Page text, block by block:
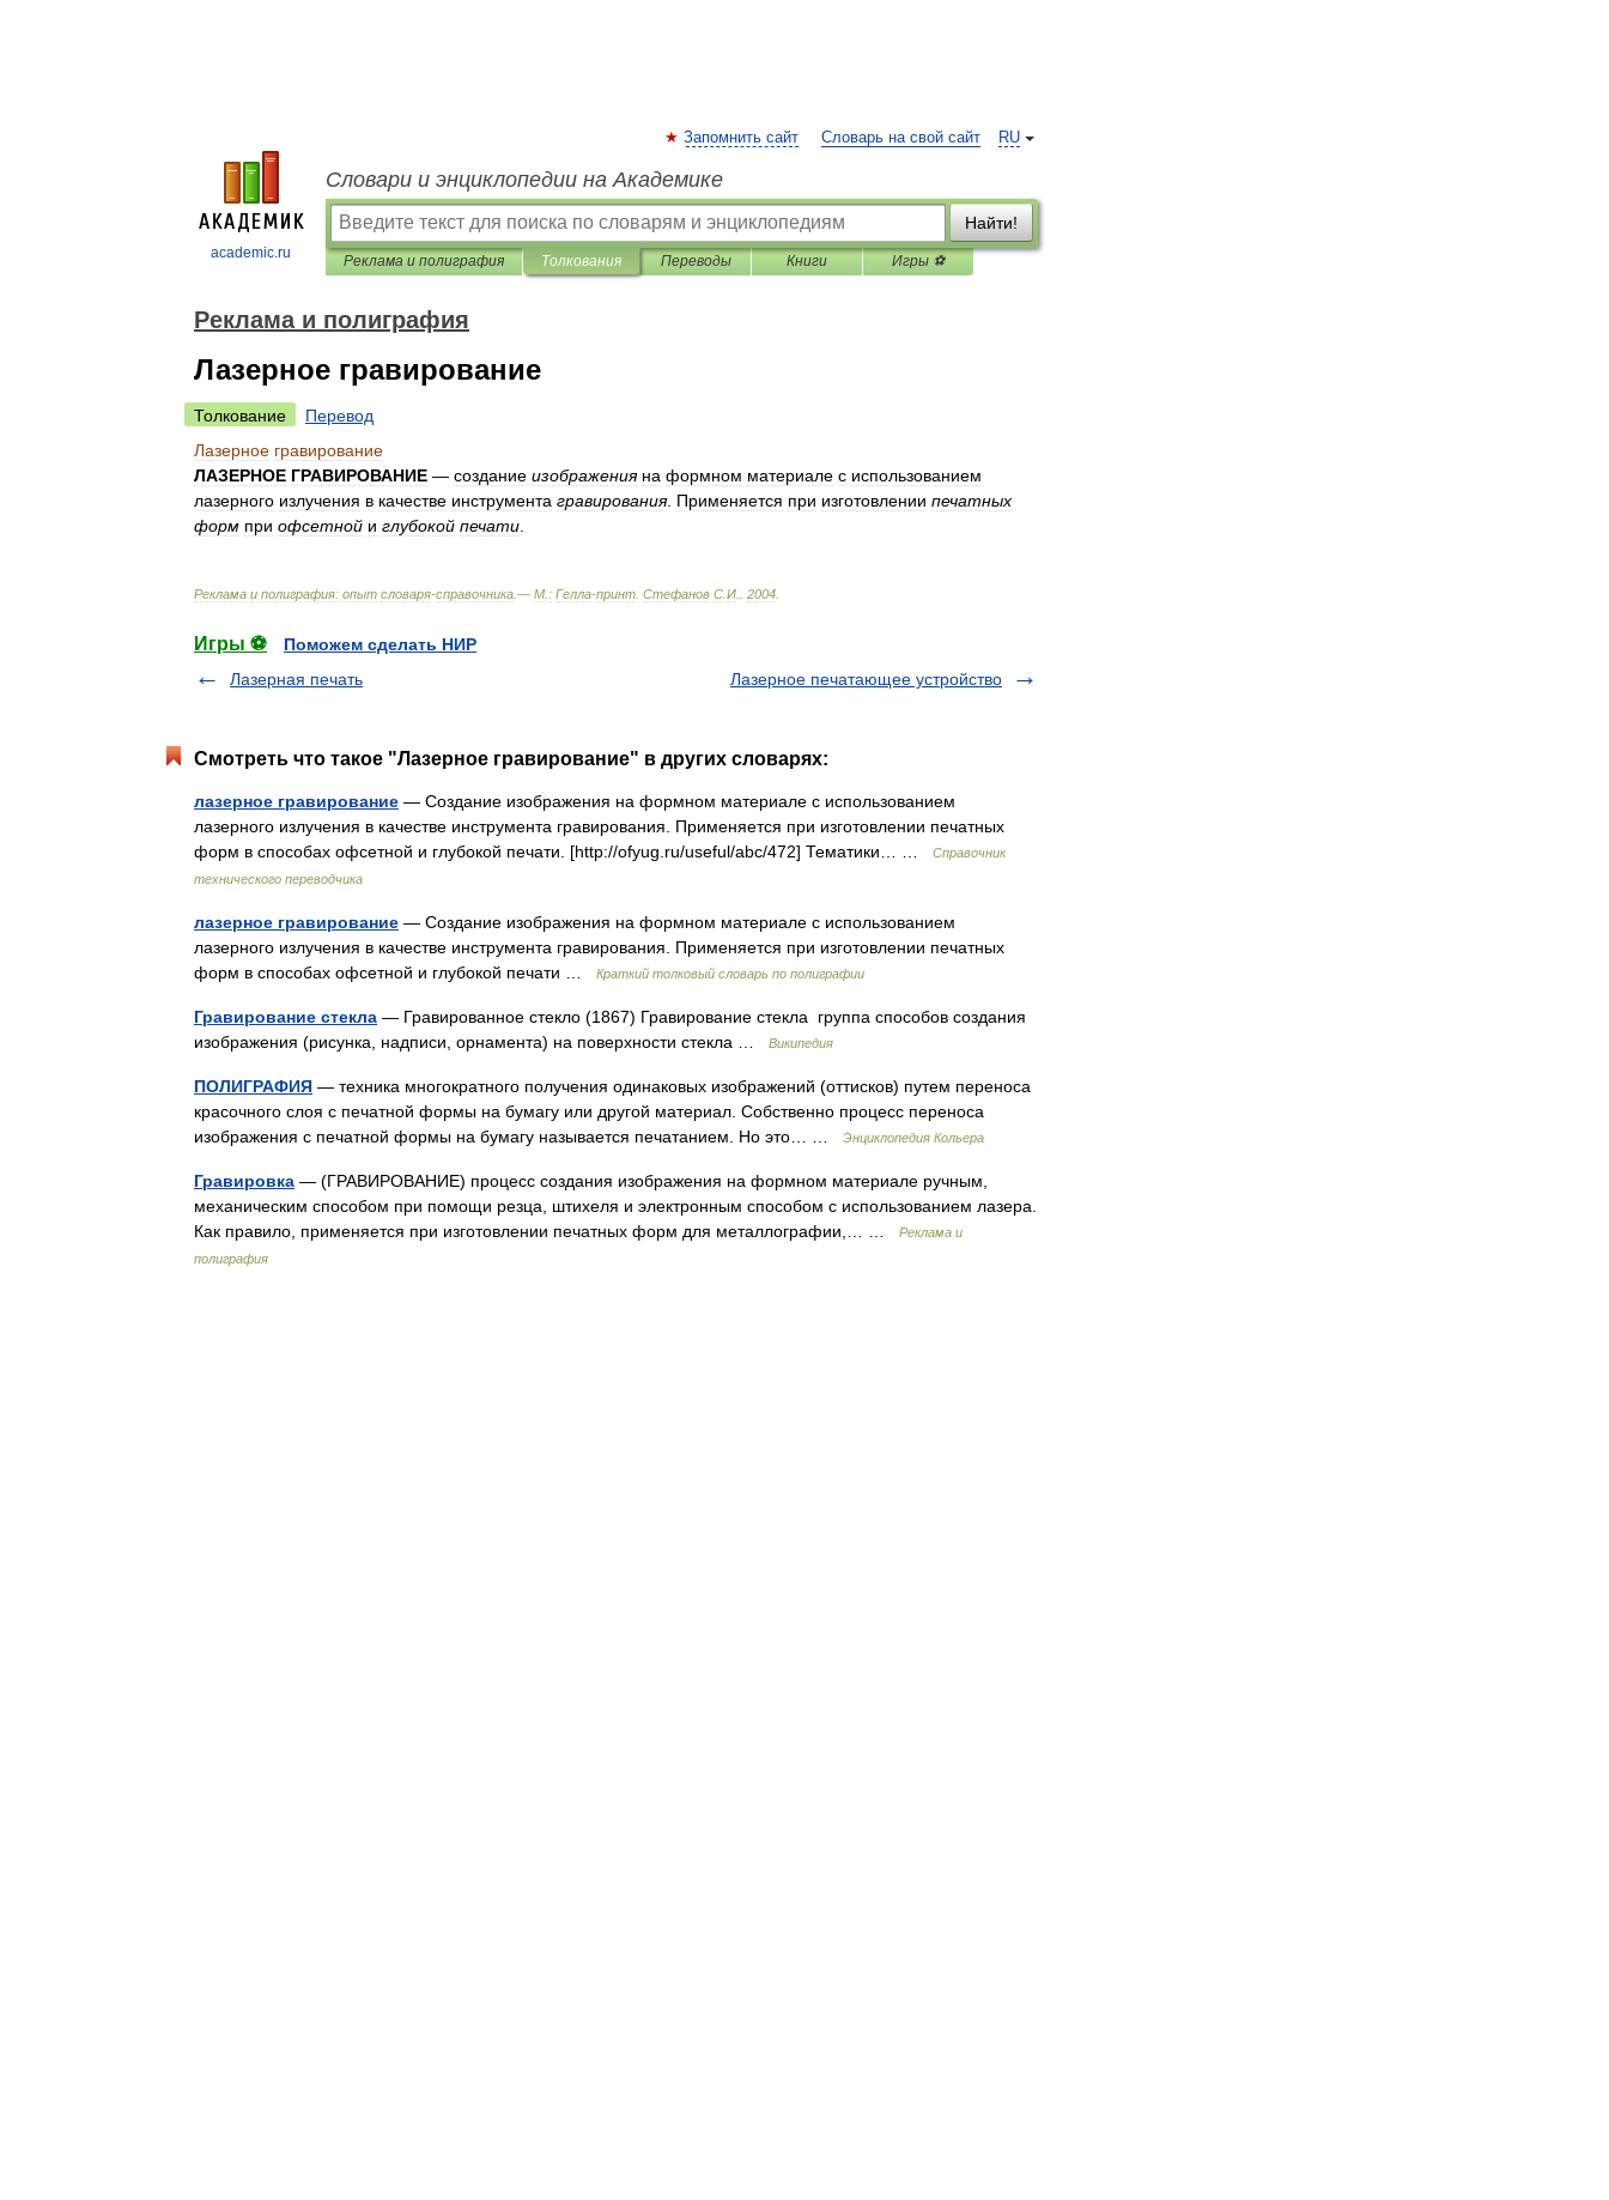
academic.ru
RU
Запомнить сайт Словарь на свой сайт
Словари и энциклопедии на Академике
Найти!
Реклама и полиграфия Толкования Переводы Книги Игры ⚽
Реклама и полиграфия
Лазерное гравирование
Толкование
Перевод
Лазерное гравирование
ЛАЗЕРНОЕ ГРАВИРОВАНИЕ — создание изображения на формном материале с использованием
лазерного излучения в качестве инструмента гравирования. Применяется при изготовлении печатных
форм при офсетной и глубокой печати
Реклама и полиграфия: опыт словаря-справочника .— М : Гелла-принт Стефанов С И 2004
Игры ⚽
Поможем сделать НИР
Лазерная печать
Лазерное печатающее устройство
Смотреть что такое "Лазерное гравирование" в других словарях:
лазерное гравирование — Создание изображения на формном материале с использованием
лазерного излучения в качестве инструмента гравирования. Применяется при изготовлении печатных
форм в способах офсетной и глубокой печати. [http://ofyug.ru/useful/abc/472] Тематики… …
Справочник
технического переводчика
лазерное гравирование — Создание изображения на формном материале с использованием
лазерного излучения в качестве инструмента гравирования. Применяется при изготовлении печатных
форм в способах офсетной и глубокой печати …
Краткий толковый словарь по полиграфии
Гравирование стекла — Гравированное стекло (1867) Гравирование стекла группа способов создания
изображения (рисунка, надписи, орнамента) на поверхности стекла …
Википедия
ПОЛИГРАФИЯ — техника многократного получения одинаковых изображений (оттисков) путем переноса
красочного слоя с печатной формы на бумагу или другой материал. Собственно процесс переноса
изображения с печатной формы на бумагу называется печатанием. Но это… …
Энциклопедия Кольера
Гравировка — (ГРАВИРОВАНИЕ) процесс создания изображения на формном материале ручным,
механическим способом при помощи резца, штихеля и электронным способом с использованием лазера.
Как правило, применяется при изготовлении печатных форм для металлографии,… …
Реклама и
полиграфия